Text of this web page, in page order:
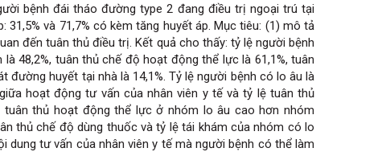
bệnh đái tháo đường type 2 đang điều trị ngoại trú tại
và 71,7% có kèm tăng huyết áp. Mục tiêu: (1) mô tả
đến tuân thủ điều trị. Kết quả cho thấy: tỷ lệ người bệnh
48,2%, tuân thủ chế độ hoạt động thể lực là 61,1%, tuân
huyết tại nhà là 14,1%. Tỷ lệ người bệnh có lo âu là
hoạt động tư vấn của nhân viên y tế và tỷ lệ tuân thủ
thủ hoạt động thể lực ở nhóm lo âu cao hơn nhóm
thủ chế độ dùng thuốc và tỷ lệ tái khám của nhóm có lo
dung tư vấn của nhân viên y tế mà người bệnh có thể làm